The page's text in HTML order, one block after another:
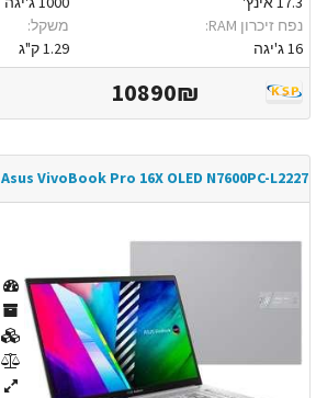
נפח זיכרון RAM:
16 ג'יגה
משקל:
1.29 ק"ג
10890₪
Asus VivoBook Pro 16X OLED N7600PC-L2227